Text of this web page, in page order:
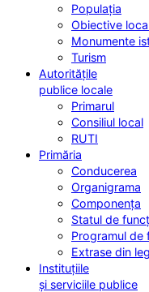
Populația
Obiective
Monumente
Turism
Autoritățile
publice locale
Primarul
Consiliul local
RUTI
Primăria
Conducerea
Organigrama
Componența
Statul de
Programul de
Extrase din
Instituțiile
și serviciile publice